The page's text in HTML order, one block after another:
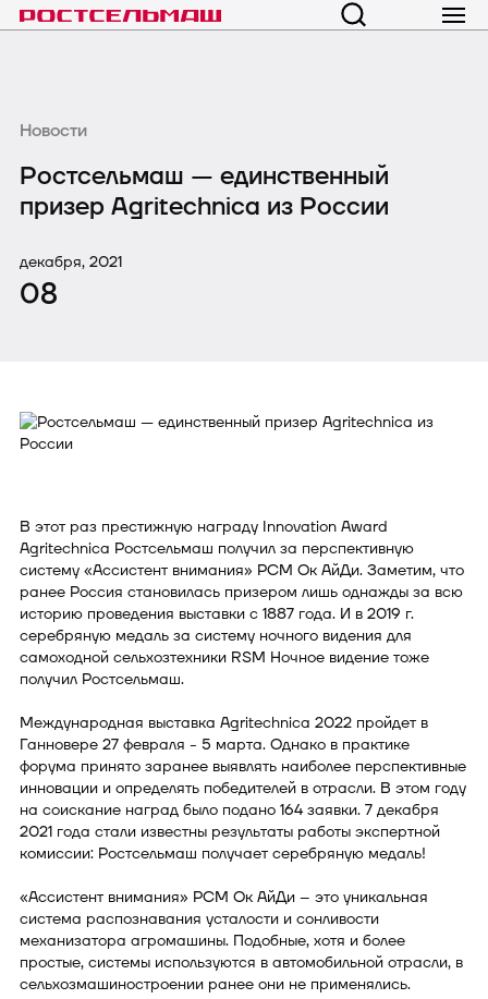
Новости
Ростсельмаш — единственный
призер Agritechnica из России
декабря, 2021
08
В этот раз престижную награду Innovation Award
Agritechnica Ростсельмаш получил за перспективную
систему «Ассистент внимания» РСМ Ок АйДи. Заметим, что
ранее Россия становилась призером лишь однажды за всю
историю проведения выставки с 1887 года. И в 2019 г.
серебряную медаль за систему ночного видения для
самоходной сельхозтехники RSM Ночное видение тоже
получил Ростсельмаш.
Международная выставка Agritechnica 2022 пройдет в
Ганновере 27 февраля - 5 марта. Однако в практике
форума принято заранее выявлять наиболее перспективные
инновации и определять победителей в отрасли. В этом году
на соискание наград было подано 164 заявки. 7 декабря
2021 года стали известны результаты работы экспертной
комиссии: Ростсельмаш получает серебряную медаль!
«Ассистент внимания» РСМ Ок АйДи – это уникальная
система распознавания усталости и сонливости
механизатора агромашины. Подобные, хотя и более
простые, системы используются в автомобильной отрасли, в
сельхозмашиностроении ранее они не применялись.